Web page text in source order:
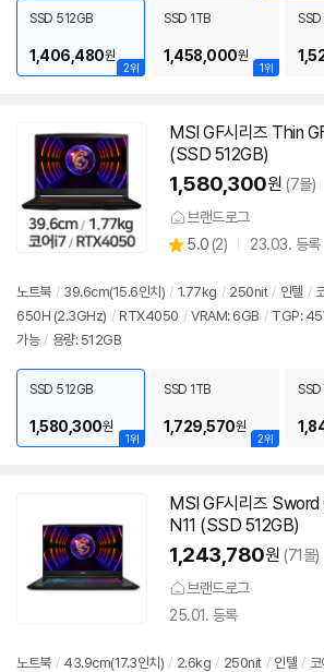
2위
SSD 512GB
1,406,480원
1위
SSD 1TB
1,458,000원
MSI GF시리즈 Thin
(SSD 512GB)
1,580,300원 (7몰)
브랜드로그
별
5.0 (상
리
뷰
2) 23.03. 등록
노트북 / 39.6cm(15.6인치) / 1.77kg / 250nit / 인텔 /
650H (2.3GHz) / RTX4050 / VRAM: 6GB / TGP:
가능 / 용량: 512GB
1위
SSD 512GB
1,580,300원
2위
SSD 1TB
1,729,570원
MSI GF시리즈
N11 (SSD 512GB)
1,243,780원 (71몰)
브랜드로그
25.01. 등록
노트북 / 43.9cm(17.3인치) / 2.6kg / 250nit / 인텔 /